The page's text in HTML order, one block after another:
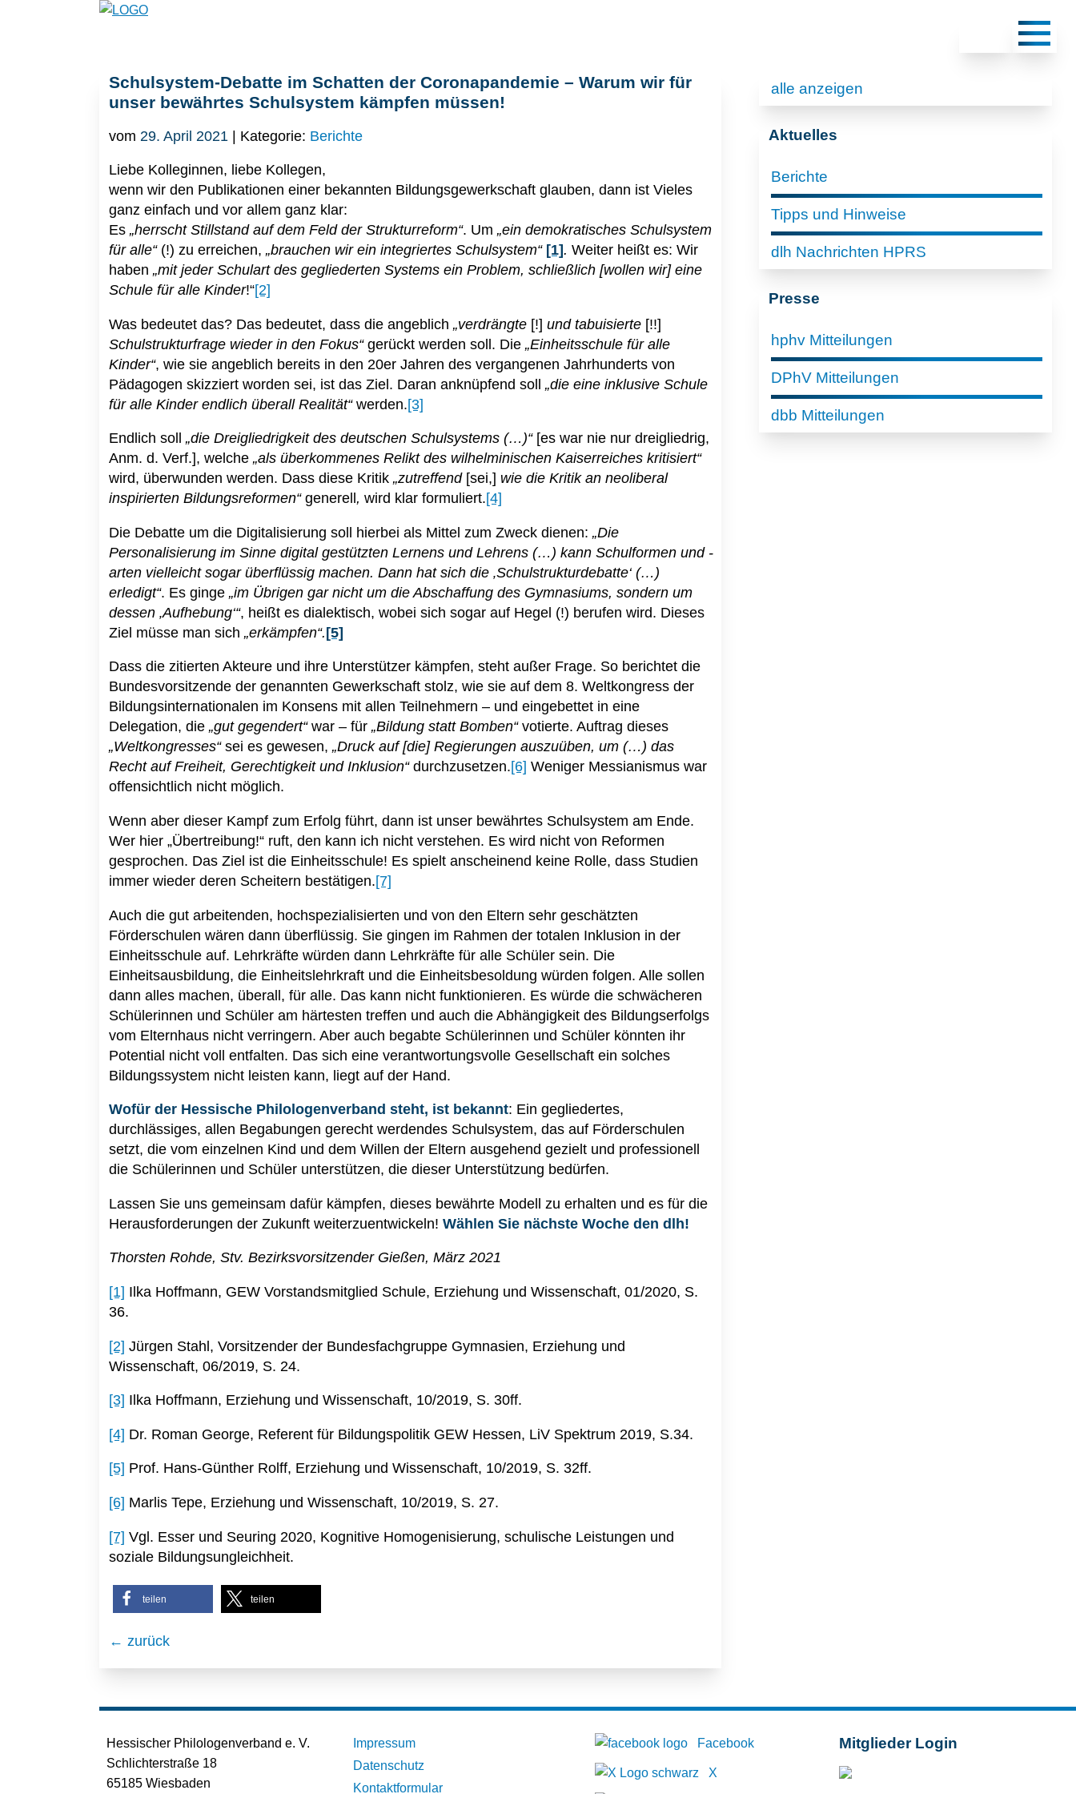
Schulsystem-Debatte im Schatten der Coronapandemie – Warum wir für
unser bewährtes Schulsystem kämpfen müssen!
vom 29. April 2021 | Kategorie: Berichte
Liebe Kolleginnen, liebe Kollegen,
wenn wir den Publikationen einer bekannten Bildungsgewerkschaft glauben, dann ist Vieles
ganz einfach und vor allem ganz klar:
Es „herrscht Stillstand auf dem Feld der Strukturreform“. Um „ein demokratisches Schulsystem
für alle“ (!) zu erreichen, „brauchen wir ein integriertes Schulsystem“ [1]. Weiter heißt es: Wir
haben „mit jeder Schulart des gegliederten Systems ein Problem, schließlich [wollen wir] eine
Schule für alle Kinder!“[2]
Was bedeutet das? Das bedeutet, dass die angeblich „verdrängte [!] und tabuisierte [!!]
Schulstrukturfrage wieder in den Fokus“gerückt werden soll. Die „Einheitsschule für alle
Kinder“, wie sie angeblich bereits in den 20er Jahren des vergangenen Jahrhunderts von
Pädagogen skizziert worden sei, ist das Ziel. Daran anknüpfend soll „die eine inklusive Schule
für alle Kinder endlich überall Realität“ werden.[3]
Endlich soll „die Dreigliedrigkeit des deutschen Schulsystems (…)“[es war nie nur dreigliedrig,
Anm. d. Verf.], welche „als überkommenes Relikt des wilhelminischen Kaiserreiches kritisiert“
wird, überwunden werden. Dass diese Kritik „zutreffend[sei,] wie die Kritik an neoliberal
inspirierten Bildungsreformen“ generell , wird klar formuliert.[4]
Die Debatte um die Digitalisierung soll hierbei als Mittel zum Zweck dienen: „Die
Personalisierung im Sinne digital gestützten Lernens und Lehrens (…) kann Schulformen und -
arten vielleicht sogar überflüssig machen. Dann hat sich die ‚Schulstrukturdebatte‘ (…)
erledigt“. Es ginge „im Übrigen gar nicht um die Abschaffung des Gymnasiums, sondern um
dessen ‚Aufhebung‘“, heißt es dialektisch, wobei sich sogar auf Hegel (!) berufen wird. Dieses
Ziel müsse man sich „erkämpfen“.[5]
Dass die zitierten Akteure und ihre Unterstützer kämpfen, steht außer Frage. So berichtet die
Bundesvorsitzende der genannten Gewerkschaft stolz, wie sie auf dem 8. Weltkongress der
Bildungsinternationalen im Konsens mit allen Teilnehmern – und eingebettet in eine
Delegation, die „gut gegendert“war – für „Bildung statt Bomben“votierte. Auftrag dieses
„Weltkongresses“sei es gewesen, „Druck auf [die] Regierungen auszuüben, um (…) das
Recht auf Freiheit, Gerechtigkeit und Inklusion“durchzusetzen.[6] Weniger Messianismus war
offensichtlich nicht möglich.
Wenn aber dieser Kampf zum Erfolg führt, dann ist unser bewährtes Schulsystem am Ende.
Wer hier „Übertreibung!“ ruft, den kann ich nicht verstehen. Es wird nicht von Reformen
gesprochen. Das Ziel ist die Einheitsschule! Es spielt anscheinend keine Rolle, dass Studien
immer wieder deren Scheitern bestätigen.[7]
Auch die gut arbeitenden, hochspezialisierten und von den Eltern sehr geschätzten
Förderschulen wären dann überflüssig. Sie gingen im Rahmen der totalen Inklusion in der
Einheitsschule auf. Lehrkräfte würden dann Lehrkräfte für alle Schüler sein. Die
Einheitsausbildung, die Einheitslehrkraft und die Einheitsbesoldung würden folgen. Alle sollen
dann alles machen, überall, für alle. Das kann nicht funktionieren. Es würde die schwächeren
Schülerinnen und Schüler am härtesten treffen und auch die Abhängigkeit des Bildungserfolgs
vom Elternhaus nicht verringern. Aber auch begabte Schülerinnen und Schüler könnten ihr
Potential nicht voll entfalten. Das sich eine verantwortungsvolle Gesellschaft ein solches
Bildungssystem nicht leisten kann, liegt auf der Hand.
Wofür der Hessische Philologenverband steht, ist bekannt: Ein gegliedertes,
durchlässiges, allen Begabungen gerecht werdendes Schulsystem, das auf Förderschulen
setzt, die vom einzelnen Kind und dem Willen der Eltern ausgehend gezielt und professionell
die Schülerinnen und Schüler unterstützen, die dieser Unterstützung bedürfen.
Lassen Sie uns gemeinsam dafür kämpfen, dieses bewährte Modell zu erhalten und es für die
Herausforderungen der Zukunft weiterzuentwickeln! Wählen Sie nächste Woche den dlh!
Thorsten Rohde, Stv. Bezirksvorsitzender Gießen, März 2021
[1] Ilka Hoffmann, GEW Vorstandsmitglied Schule, Erziehung und Wissenschaft, 01/2020, S.
36.
[2] Jürgen Stahl, Vorsitzender der Bundesfachgruppe Gymnasien, Erziehung und
Wissenschaft, 06/2019, S. 24.
[3] Ilka Hoffmann, Erziehung und Wissenschaft, 10/2019, S. 30ff.
[4] Dr. Roman George, Referent für Bildungspolitik GEW Hessen, LiV Spektrum 2019, S.34.
[5] Prof. Hans-Günther Rolff, Erziehung und Wissenschaft, 10/2019, S. 32ff.
[6] Marlis Tepe, Erziehung und Wissenschaft, 10/2019, S. 27.
[7] Vgl. Esser und Seuring 2020, Kognitive Homogenisierung, schulische Leistungen und
soziale Bildungsungleichheit.
teilen teilen
← zurück
alle anzeigen
Aktuelles
Berichte
Tipps und Hinweise
dlh Nachrichten HPRS
Presse
hphv Mitteilungen
DPhV Mitteilungen
dbb Mitteilungen
Hessischer Philologenverband e. V.
Schlichterstraße 18
65185 Wiesbaden
Impressum
Datenschutz
Kontaktformular
Facebook
X
Mitglieder Login